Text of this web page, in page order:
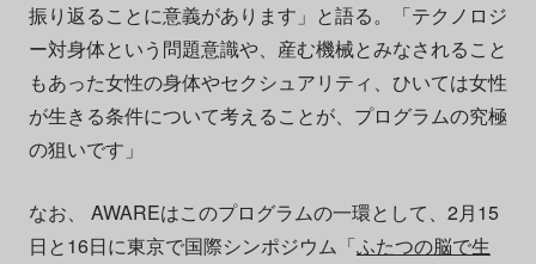
振り返ることに意義があります」と語る。「テクノロジ
ー対身体という問題意識や、産む機械とみなされること
もあった女性の身体やセクシュアリティ、ひいては女性
が生きる条件について考えることが、プログラムの究極
の狙いです」
なお、 AWAREはこのプログラムの一環として、2月15
日と16日に東京で国際シンポジウム「ふたつの脳で生